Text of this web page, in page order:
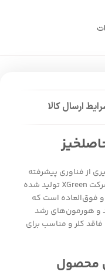
ارسال کالا
از فناوری پیشرفته
استخراج سرد و با استفاده از مواد اولیه شرکت XGreen تولید شده
۱۰۰% ارگانیک و فوق‌العاده است که
و هورمون‌های رشد
فاقد کلر و مناسب برای
محصول